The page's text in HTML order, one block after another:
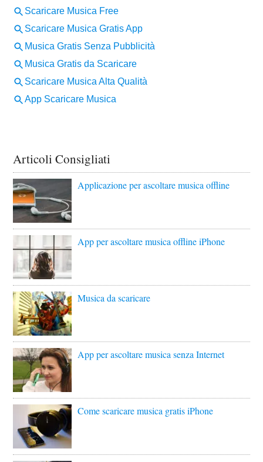
Articoli Consigliati
Applicazione per ascoltare musica offline
App per ascoltare musica offline iPhone
Musica da scaricare
App per ascoltare musica senza Internet
Come scaricare musica gratis iPhone